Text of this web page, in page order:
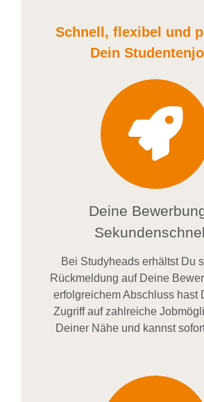
Schnell, flexibel und
Dein Student
Deine
Bei Studyheads erhältst Du
Rückmeldung auf Deine
erfolgreichem Abschluss hast
Zugriff auf zahlreiche
Deiner Nähe und kannst